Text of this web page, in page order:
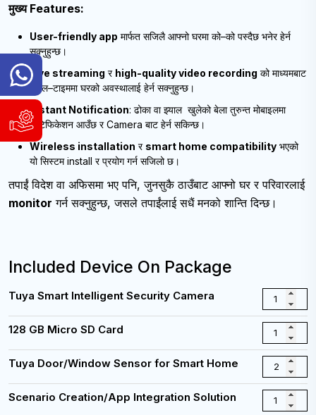
General
Inquiry
Hotline
WhatsApp
&
Viber:
9840004186
AM
-
PM
Email:
info@cybernetics.com.np
Support
and
Service
Request
WhatsApp
&
Available
to
AM
6:00
PM
(NST)
मुख्य Features:
User-friendly app मार्फत सजिलै आफ्नो घरमा को–को पस्दैछ भनेर हेर्न
सक्नुहुन्छ।
Live streaming र high-quality video recording को माध्यमबाट
रियल–टाइममा घरको अवस्थालाई हेर्न सक्नुहुन्छ।
Instant Notification: ढोका वा झ्याल खुलेको बेला तुरुन्त मोबाइलमा
नोटिफिकेशन आउँछ र Camera बाट हेर्न सकिन्छ।
Wireless installation र smart home compatibility भएको
यो सिस्टम install र प्रयोग गर्न सजिलो छ।
तपाईं विदेश वा अफिसमा भए पनि, जुनसुकै ठाउँबाट आफ्नो घर र परिवारलाई
monitor गर्न सक्नुहुन्छ, जसले तपाईंलाई सधैं मनको शान्ति दिन्छ।
Included Device On Package
Tuya Smart Intelligent Security Camera
128 GB Micro SD Card
Tuya Door/Window Sensor for Smart Home
Scenario Creation/App Integration Solution